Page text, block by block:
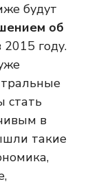
будут
об
году.
стать
в
такие